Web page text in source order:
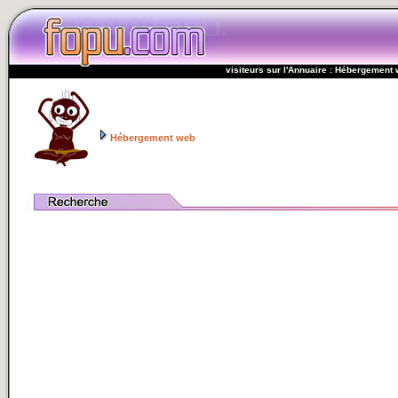
visiteurs sur l'Annuaire : Hébergement
Hébergement web